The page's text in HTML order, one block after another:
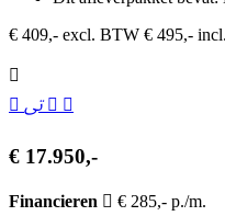
€ 409,- excl. BTW € 495,-
€ 17.950,-
Financieren
€ 285,- p./m.